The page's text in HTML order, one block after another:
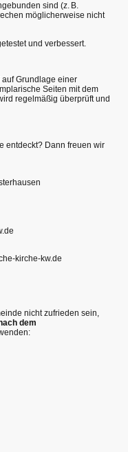
sind (z. B.
möglicherweise nicht
und verbessert.
auf Grundlage einer
Seiten mit dem
regelmäßig überprüft und
entdeckt? Dann freuen wir
kirche-kw.de
nicht zufrieden sein,
dem